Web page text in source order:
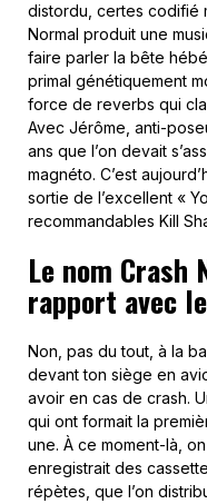
distordu, certes codifié
Normal produit une
faire parler la bête
primal génétiquement
force de reverbs qui
Avec Jérôme, anti-
ans que l’on devait
magnéto. C’est
sortie de l’excellent «
recommandables Kill
Le nom Crash
rapport avec
Non, pas du tout, à la
devant ton siège en
avoir en cas de crash.
qui ont formait la
une. À ce moment-là,
enregistrait des
répètes, que l’on